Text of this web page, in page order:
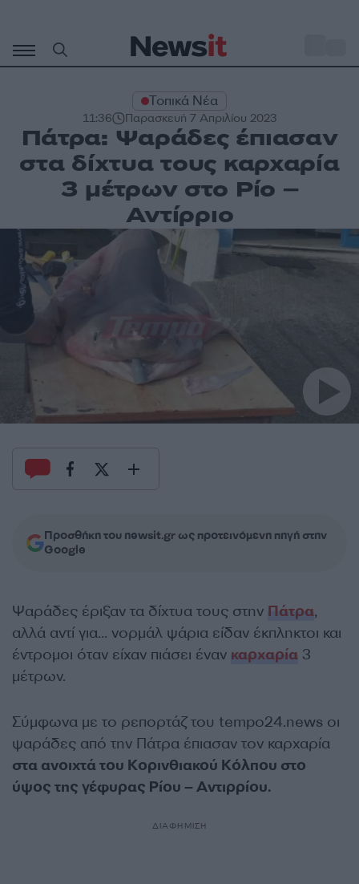
περιεχόμενο
Τοπικά Νέα
11:36 Παρασκευή 7 Απριλίου 2023
Πάτρα: Ψαράδες έπιασαν
στα δίχτυα τους καρχαρία
3 μέτρων στο Ρίο –
Αντίρριο
Προσθήκη του newsit.gr ως προτεινόμενη πηγή στην
Google
Ψαράδες έριξαν τα δίχτυα τους στην Πάτρα,
αλλά αντί για… νορμάλ ψάρια είδαν έκπληκτοι και
έντρομοι όταν είχαν πιάσει έναν καρχαρία 3
μέτρων.
Σύμφωνα με το ρεπορτάζ του tempo24.news οι
ψαράδες από την Πάτρα έπιασαν τον καρχαρία
στα ανοιχτά του Κορινθιακού Κόλπου στο
ύψος της γέφυρας Ρίου – Αντιρρίου.
ΔΙΑΦΗΜΙΣΗ